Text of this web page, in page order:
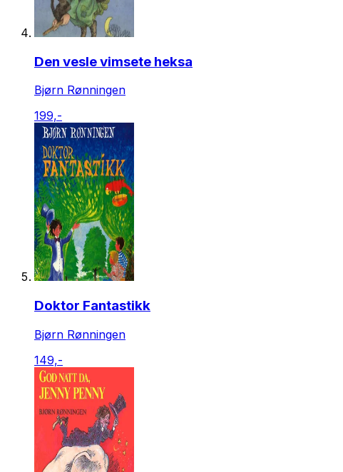
Den vesle vimsete heksa
Bjørn Rønningen
199,-
Doktor Fantastikk
Bjørn Rønningen
149,-